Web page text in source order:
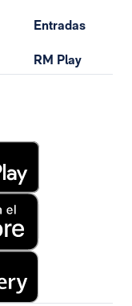
Entradas
RM Play